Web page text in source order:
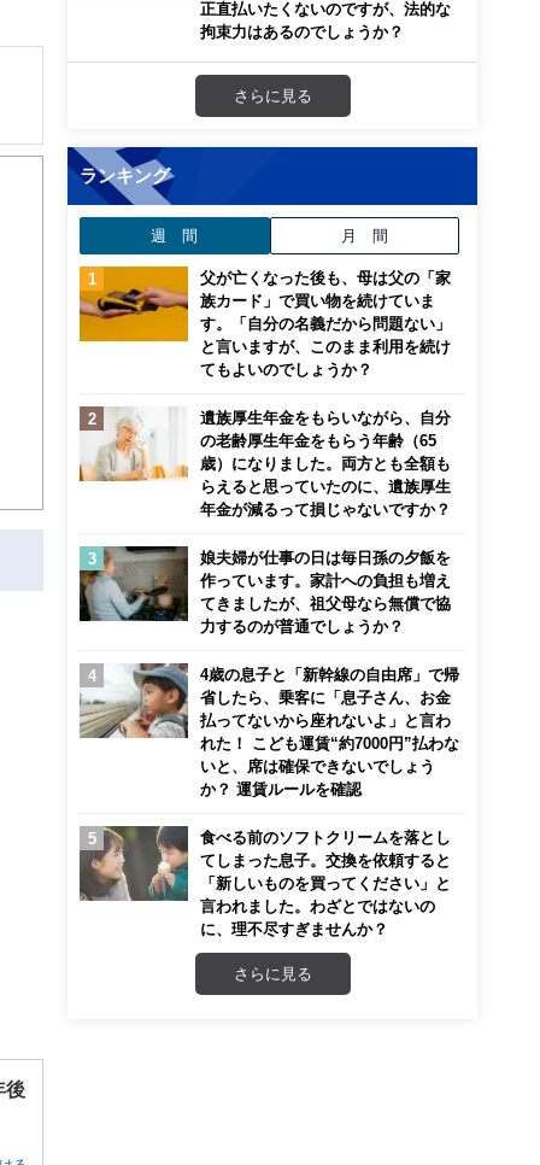
で
後
正直払いたくないのですが、法的な
拘束力はあるのでしょうか？
さらに見る
ランキング
週 間 月 間
父が亡くなった後も、母は父の「家
族カード」で買い物を続けていま
す。「自分の名義だから問題ない」
と言いますが、このまま利用を続け
てもよいのでしょうか？
遺族厚生年金をもらいながら、自分
の老齢厚生年金をもらう年齢（65
歳）になりました。両方とも全額も
らえると思っていたのに、遺族厚生
年金が減るって損じゃないですか？
娘夫婦が仕事の日は毎日孫の夕飯を
作っています。家計への負担も増え
てきましたが、祖父母なら無償で協
力するのが普通でしょうか？
4歳の息子と「新幹線の自由席」で帰
省したら、乗客に「息子さん、お金
払ってないから座れないよ」と言わ
れた！ こども運賃“約7000円”払わな
いと、席は確保できないでしょう
か？ 運賃ルールを確認
食べる前のソフトクリームを落とし
てしまった息子。交換を依頼すると
「新しいものを買ってください」と
言われました。わざとではないの
に、理不尽すぎませんか？
さらに見る